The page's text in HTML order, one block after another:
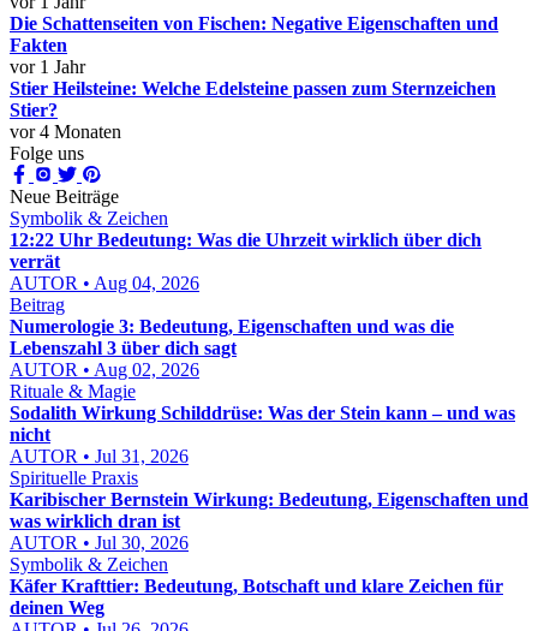
Die Schattenseiten von Fischen: Negative Eigenschaften und
Fakten
vor 1 Jahr
Stier Heilsteine: Welche Edelsteine passen zum Sternzeichen
Stier?
vor 4 Monaten
Folge uns
Neue Beiträge
Symbolik & Zeichen
12:22 Uhr Bedeutung: Was die Uhrzeit wirklich über dich
verrät
AUTOR • Aug 04, 2026
Beitrag
Numerologie 3: Bedeutung, Eigenschaften und was die
Lebenszahl 3 über dich sagt
AUTOR • Aug 02, 2026
Rituale & Magie
Sodalith Wirkung Schilddrüse: Was der Stein kann – und was
nicht
AUTOR • Jul 31, 2026
Spirituelle Praxis
Karibischer Bernstein Wirkung: Bedeutung, Eigenschaften und
was wirklich dran ist
AUTOR • Jul 30, 2026
Symbolik & Zeichen
Käfer Krafttier: Bedeutung, Botschaft und klare Zeichen für
deinen Weg